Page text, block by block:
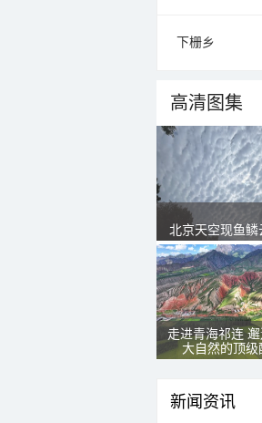
下栅乡
高清图集
北京天空现鱼鳞
走进青海祁连
大自然的顶级
新闻资讯